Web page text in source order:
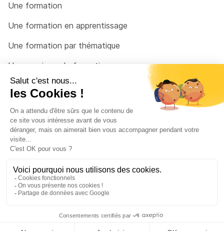
Une formation
Une formation en apprentissage
Une formation par thématique
Un organisme de formation
Un conseiller
Une solution pour raccrocher
© 2026 - Côté Formations - par Via Compétences
Menu Pied de page
Mentions Légales
Politique de confidentialité